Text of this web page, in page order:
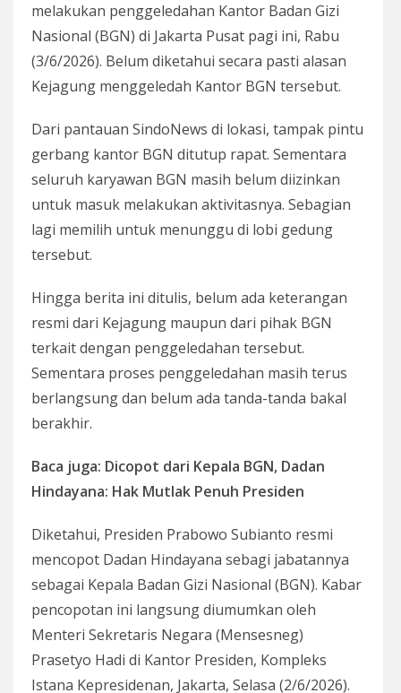
melakukan penggeledahan Kantor Badan Gizi
Nasional (BGN) di Jakarta Pusat pagi ini, Rabu
(3/6/2026). Belum diketahui secara pasti alasan
Kejagung menggeledah Kantor BGN tersebut.
Dari pantauan SindoNews di lokasi, tampak pintu
gerbang kantor BGN ditutup rapat. Sementara
seluruh karyawan BGN masih belum diizinkan
untuk masuk melakukan aktivitasnya. Sebagian
lagi memilih untuk menunggu di lobi gedung
tersebut.
Hingga berita ini ditulis, belum ada keterangan
resmi dari Kejagung maupun dari pihak BGN
terkait dengan penggeledahan tersebut.
Sementara proses penggeledahan masih terus
berlangsung dan belum ada tanda-tanda bakal
berakhir.
Baca juga: Dicopot dari Kepala BGN, Dadan
Hindayana: Hak Mutlak Penuh Presiden
Diketahui, Presiden Prabowo Subianto resmi
mencopot Dadan Hindayana sebagi jabatannya
sebagai Kepala Badan Gizi Nasional (BGN). Kabar
pencopotan ini langsung diumumkan oleh
Menteri Sekretaris Negara (Mensesneg)
Prasetyo Hadi di Kantor Presiden, Kompleks
Istana Kepresidenan, Jakarta, Selasa (2/6/2026).